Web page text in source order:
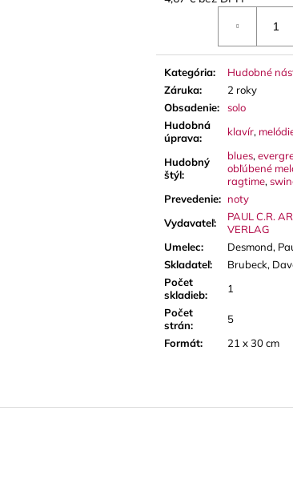
Kategória:
Hudobné
Záruka:
2 roky
Obsadenie:
solo
Hudobná
úprava: klavír,
Hudobný
štýl:
blues,
obľúbené
ragtime,
Prevedenie: noty
Vydavateľ:
PAUL C.R.
VERLAG
Umelec:
Desmond,
Skladateľ:
Brubeck,
Počet
skladieb:
1
Počet
strán:
5
Formát: 21 x 30 cm